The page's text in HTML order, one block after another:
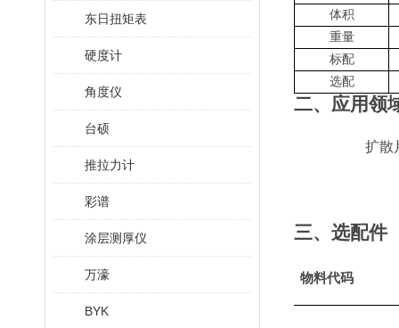
东日扭矩表
硬度计
角度仪
台硕
推拉力计
彩谱
涂层测厚仪
万濠
BYK
体积
重量
标配
选配
二、 应用领
扩散
三、 选配件
物料代码